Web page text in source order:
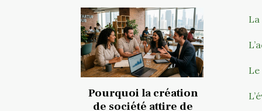
Pourquoi la création
de société attire de